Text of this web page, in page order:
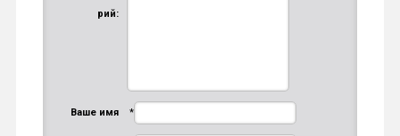
рий:
Ваше имя *